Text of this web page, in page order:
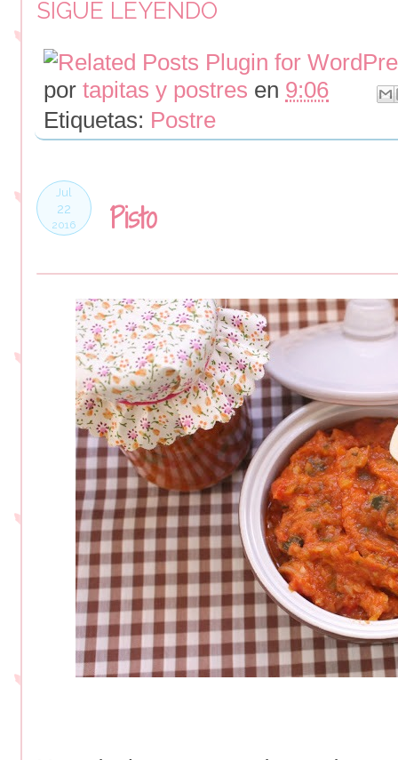
SIGUE LEYENDO
por tapitas y postres en 9:06
Etiquetas: Postre
Jul
22
2016 Pisto